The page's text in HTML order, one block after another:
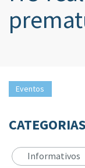
Eventos
CATEGORIAS
Informativos